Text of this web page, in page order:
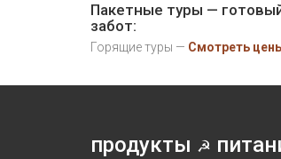
Пакетные туры —
забот:
Горящие туры — Смотреть
продукты ☭